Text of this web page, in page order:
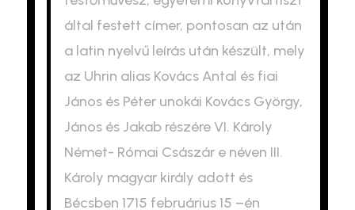
által festett címer, pontosan az után
a latin nyelvű leírás után készült, mely
az Uhrin alias Kovács Antal és fiai
János és Péter unokái Kovács György,
János és Jakab részére VI. Károly
Német- Római Császár e néven III.
Károly magyar király adott és
Bécsben 1715 februárius 15 –én